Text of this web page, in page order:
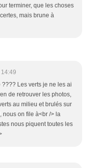
terminer, que les choses
mais brune à
Les verts je ne les ai
de retrouver les photos,
au milieu et brulés sur
nous on file à<br /> la
nous piquent toutes les